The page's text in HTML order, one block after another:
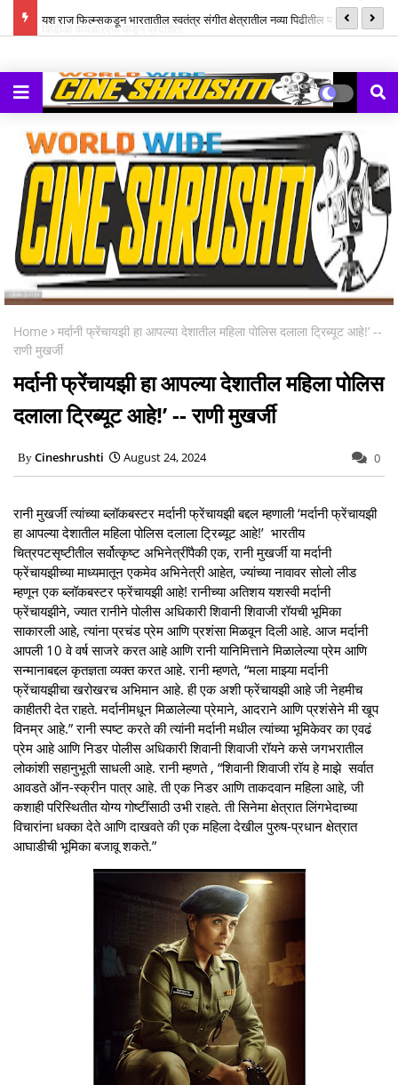
यश राज फिल्म्सकडून भारतातील स्वतंत्र संगीत क्षेत्रातील नव्या पिढीतील प्रतिभांना
Home
मर्दानी फ्रेंचायझी हा आपल्या देशातील महिला पोलिस दलाला ट्रिब्यूट आहे!’ --
राणी मुखर्जी
मर्दानी फ्रेंचायझी हा आपल्या देशातील महिला पोलिस
दलाला ट्रिब्यूट आहे!’ -- राणी मुखर्जी
Cineshrushti August 24, 2024 0
रानी मुखर्जी त्यांच्या ब्लॉकबस्टर मर्दानी फ्रेंचायझी बद्दल म्हणाली ‘मर्दानी फ्रेंचायझी
हा आपल्या देशातील महिला पोलिस दलाला ट्रिब्यूट आहे!’ भारतीय
चित्रपटसृष्टीतील सर्वोत्कृष्ट अभिनेत्रींपैकी एक, रानी मुखर्जी या मर्दानी
फ्रेंचायझीच्या माध्यमातून एकमेव अभिनेत्री आहेत, ज्यांच्या नावावर सोलो लीड
म्हणून एक ब्लॉकबस्टर फ्रेंचायझी आहे! रानीच्या अतिशय यशस्वी मर्दानी
फ्रेंचायझीने, ज्यात रानीने पोलीस अधिकारी शिवानी शिवाजी रॉयची भूमिका
साकारली आहे, त्यांना प्रचंड प्रेम आणि प्रशंसा मिळवून दिली आहे. आज मर्दानी
आपली 10 वे वर्ष साजरे करत आहे आणि रानी यानिमित्ताने मिळालेल्या प्रेम आणि
सन्मानाबद्दल कृतज्ञता व्यक्त करत आहे. रानी म्हणते, “मला माझ्या मर्दानी
फ्रेंचायझीचा खरोखरच अभिमान आहे. ही एक अशी फ्रेंचायझी आहे जी नेहमीच
काहीतरी देत राहते. मर्दानीमधून मिळालेल्या प्रेमाने, आदराने आणि प्रशंसेने मी खूप
विनम्र आहे.” रानी स्पष्ट करते की त्यांनी मर्दानी मधील त्यांच्या भूमिकेवर का एवढं
प्रेम आहे आणि निडर पोलीस अधिकारी शिवानी शिवाजी रॉयने कसे जगभरातील
लोकांशी सहानुभूती साधली आहे. रानी म्हणते , “शिवानी शिवाजी रॉय हे माझे सर्वात
आवडते ऑन-स्क्रीन पात्र आहे. ती एक निडर आणि ताकदवान महिला आहे, जी
कशाही परिस्थितीत योग्य गोष्टींसाठी उभी राहते. ती सिनेमा क्षेत्रात लिंगभेदाच्या
विचारांना धक्का देते आणि दाखवते की एक महिला देखील पुरुष-प्रधान क्षेत्रात
आघाडीची भूमिका बजावू शकते.”